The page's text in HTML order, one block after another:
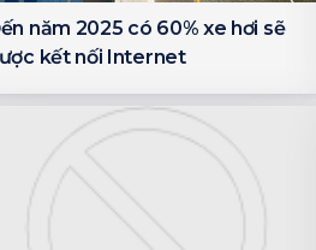
năm 2025 có 60% xe hơi sẽ
kết nối Internet